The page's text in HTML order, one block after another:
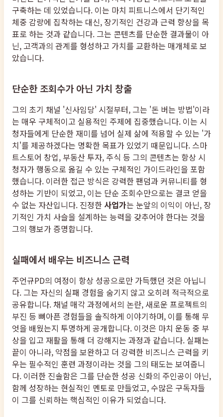
구축하는 데 있었습니다. 이는 마치 피트니스에서 단기적인
체중 감량에 집착하는 대신, 장기적인 건강과 근력 향상을 목
표로 하는 것과 같습니다. 그는 콘텐츠를 단순한 결과물이 아
닌, 고객과의 관계를 형성하고 가치를 교환하는 매개체로 보
았습니다.
단순한 조회수가 아닌 가치 창출
그의 초기 채널 '신사임당' 시절부터, 그는 '돈 버는 방법'이라
는 매우 구체적이고 실용적인 주제에 집중했습니다. 이는 시
청자들에게 단순한 재미를 넘어 실제 삶에 적용할 수 있는 '가
치'를 제공하겠다는 명확한 목표가 있었기 때문입니다. 스마
트스토어 창업, 부동산 투자, 주식 등 그의 콘텐츠는 항상 시
청자가 행동으로 옮길 수 있는 구체적인 가이드라인을 포함
했습니다. 이러한 접근 방식은 강력한 팬덤과 커뮤니티를 형
성하는 기반이 되었고, 이는 단순 조회수만으로는 결코 얻을
수 없는 자산입니다. 진정한 사업가는 눈앞의 이익이 아닌, 장
기적인 가치 사슬을 설계하는 능력을 갖추어야 한다는 것을
그의 행보가 증명합니다.
실패에서 배우는 비즈니스 근력
주언규PD의 여정이 항상 성공으로만 가득했던 것은 아닙니
다. 그는 자신의 실패 경험을 숨기지 않고 오히려 적극적으로
공유합니다. 채널 매각 과정에서의 논란, 새로운 프로젝트의
부진 등 뼈아픈 경험들을 솔직하게 이야기하며, 이를 통해 무
엇을 배웠는지 투명하게 공개합니다. 이것은 마치 운동 중 부
상을 입고 재활을 통해 더 강해지는 과정과 같습니다. 실패는
끝이 아니라, 약점을 보완하고 더 강력한 비즈니스 근력을 키
우는 필수적인 훈련 과정이라는 것을 그의 태도는 보여줍니
다. 이러한 진솔함은 그를 단순한 성공 신화의 주인공이 아닌,
함께 성장하는 현실적인 멘토로 만들었고, 수많은 구독자들
이 그를 신뢰하는 핵심적인 이유가 되었습니다.